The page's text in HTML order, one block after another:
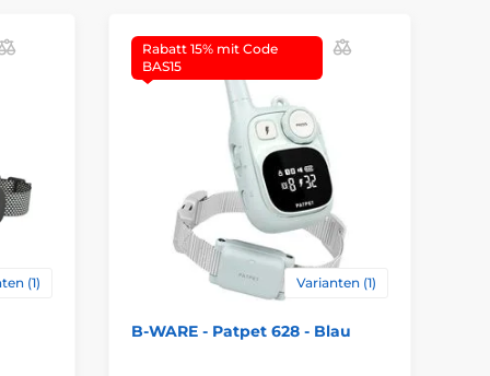
(1)
Rabatt 15% mit Code
BAS15
Varianten (1)
B-WARE - Patpet 628 - Blau